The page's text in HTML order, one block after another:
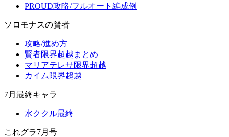
PROUD攻略/フルオート編成例
ソロモナスの賢者
攻略/進め方
賢者限界超越まとめ
マリアテレサ限界超越
カイム限界超越
7月最終キャラ
水ククル最終
これグラ7月号